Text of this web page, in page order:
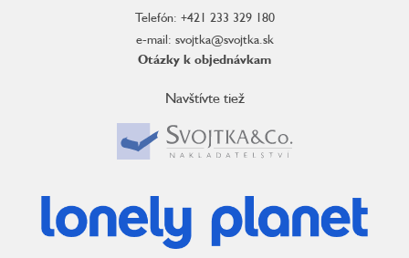
Telefón: +421 233 329 180
e-mail: svojtka@svojtka.sk
Otázky k objednávkam
Navštívte tiež